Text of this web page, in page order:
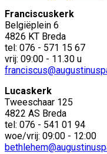
Franciscuskerk
Belgiëplein 6
4826 KT Breda
tel: 076 - 571 15 67
vrij: 09:00 - 11.30 u
Lucaskerk
Tweeschaar 125
4822 AS Breda
tel: 076 - 541 01 94
woe/vrij: 09:00 - 12:00